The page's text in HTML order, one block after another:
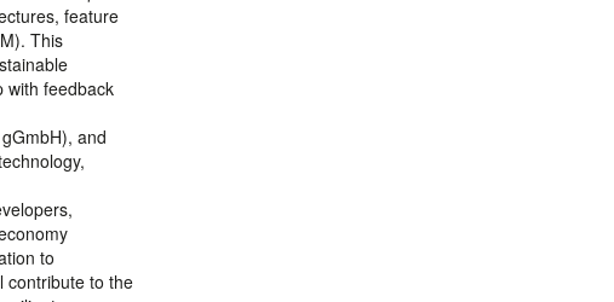
feature
This
with feedback
and
to
contribute to the